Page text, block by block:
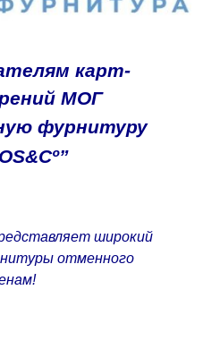
карт-
МОГ
фурнитуру
широкий
отменного